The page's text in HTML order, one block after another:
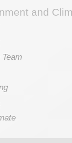
and